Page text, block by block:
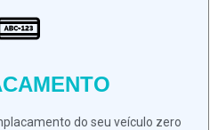
do seu veículo zero